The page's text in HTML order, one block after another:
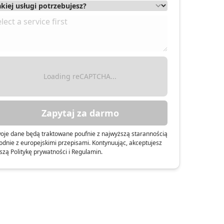
Loading reCAPTCHA...
Zapytaj za darmo
dane będą traktowane poufnie z najwyższą starannością
z europejskimi przepisami. Kontynuując, akceptujesz
Politykę prywatności i Regulamin.